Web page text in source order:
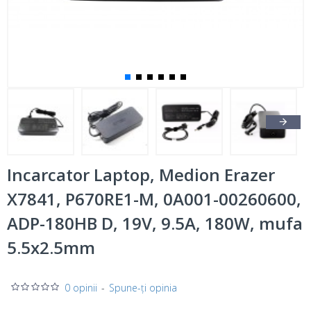
Incarcator Laptop, Medion Erazer
X7841, P670RE1-M, 0A001-00260600,
ADP-180HB D, 19V, 9.5A, 180W, mufa
5.5x2.5mm
0 opinii - Spune-ţi opinia